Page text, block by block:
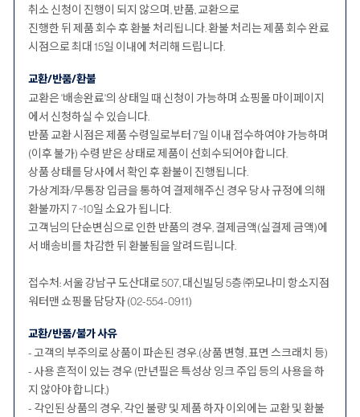
취소 신청이 진행이 되지 않으며, 반품, 교환으로
진행한 뒤 제품 회수 후 환불 처리됩니다. 환불 처리는 제품 회수 완료
시점으로 최대 15일 이내에 처리해 드립니다.
교환/반품/환불
교환은 '배송완료'의 상태일 때 신청이 가능하며 쇼핑몰 마이페이지
에서 신청하실 수 있습니다.
반품 교환 시점은 제품 수령일로부터 7일 이내 접수하여야 가능하며
(이후 불가) 수령 받은 상태로 제품이 선회수되어야 합니다.
상품 상태를 당사에서 확인 후 환불이 진행됩니다.
가상계좌/무통장 입금을 통하여 결제해주신 경우 당사 규정에 의해
환불까지 7 ~10일 소요가 됩니다.
고객님의 단순변심으로 인한 반품의 경우, 결제금액(실결제 금액)에
서 배송비를 차감한 뒤 환불됨을 알려드립니다.
접수처: 서울 강남구 도산대로 507, 대신빌딩 5층 ㈜모나미 항소지점
워터맨 쇼핑몰 담당자 (02-554-0911)
교환/반품/불가 사유
- 고객의 부주의로 상품이 파손된 경우.(상품 변형, 표면 스크래치 등)
- 사용 흔적이 있는 경우 (만년필은 특성상 잉크 주입 등의 사용을 하
지 않아야 합니다.)
- 각인된 상품의 경우, 각인 불량 및 제품 하자 이외에는 교환 및 환불